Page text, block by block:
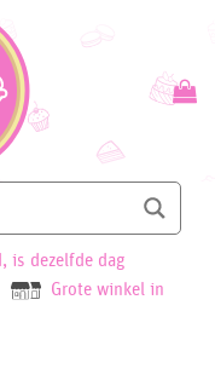
is dezelfde dag
Grote winkel in